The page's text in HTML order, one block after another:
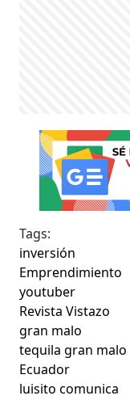
Tags:
inversión
Emprendimiento
youtuber
Revista Vistazo
gran malo
tequila gran malo
Ecuador
luisito comunica